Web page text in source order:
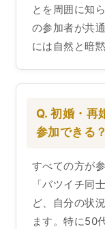
とを周囲に知
の参加者が共
には自然と暗
Q. 初婚・再
参加できる？
すべての方が
「バツイチ同
ど、自分の状
ます。特に50